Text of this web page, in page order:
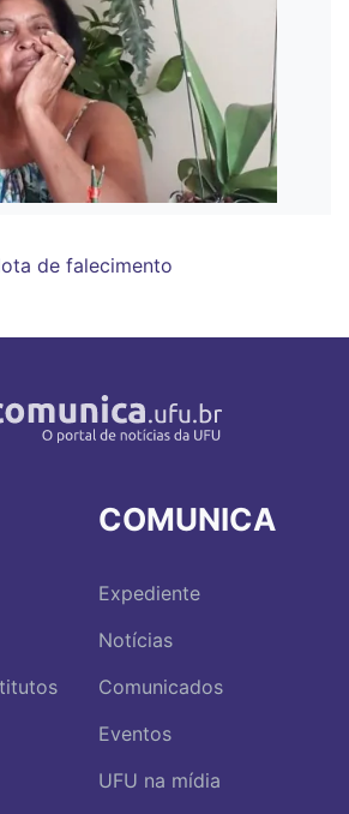
de falecimento
COMUNICA
Expediente
Notícias
Comunicados
Eventos
UFU na mídia